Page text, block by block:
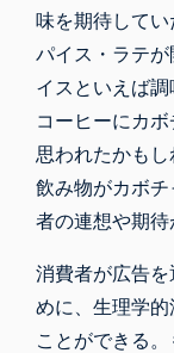
味を期待して
パイス・ラテ
イスといえば調
コーヒーにカ
思われたかも
飲み物がカボ
者の連想や期
消費者が広告
めに、生理学
ことができる